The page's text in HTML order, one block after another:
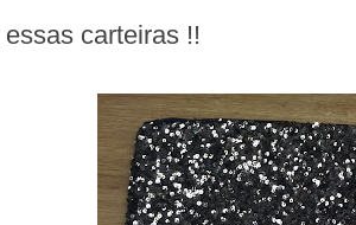
carteiras !!